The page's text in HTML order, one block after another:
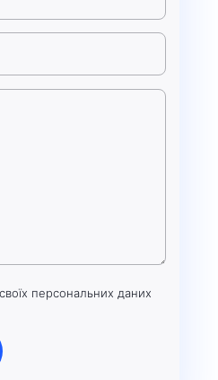
персональних даних